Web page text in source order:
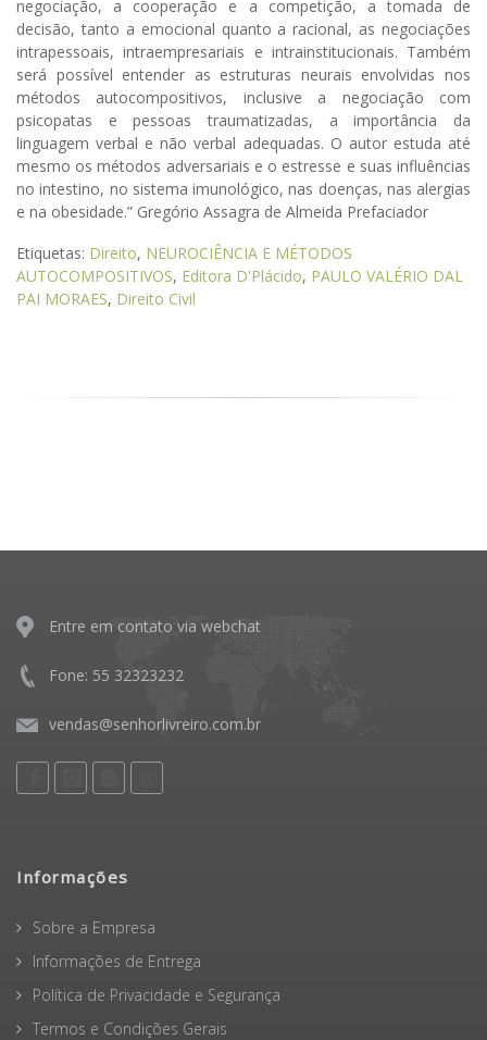
negociação, a cooperação e a competição, a tomada de
decisão, tanto a emocional quanto a racional, as negociações
intrapessoais, intraempresariais e intrainstitucionais. Também
será possível entender as estruturas neurais envolvidas nos
métodos autocompositivos, inclusive a negociação com
psicopatas e pessoas traumatizadas, a importância da
linguagem verbal e não verbal adequadas. O autor estuda até
mesmo os métodos adversariais e o estresse e suas influências
no intestino, no sistema imunológico, nas doenças, nas alergias
e na obesidade.” Gregório Assagra de Almeida Prefaciador
Etiquetas: Direito, NEUROCIÊNCIA E MÉTODOS
AUTOCOMPOSITIVOS, Editora D'Plácido, PAULO VALÉRIO DAL
PAI MORAES, Direito Civil
Entre em contato via webchat
Fone: 55 32323232
vendas@senhorlivreiro.com.br
Informações
Sobre a Empresa
Informações de Entrega
Política de Privacidade e Segurança
Termos e Condições Gerais